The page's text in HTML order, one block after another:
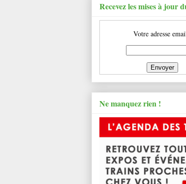
Recevez les mises à jour
Votre adresse
Ne manquez rien !